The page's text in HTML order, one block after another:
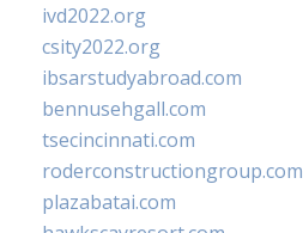
ivd2022.org
csity2022.org
ibsarstudyabroad.com
bennusehgall.com
tsecincinnati.com
roderconstructiongroup.com
plazabatai.com